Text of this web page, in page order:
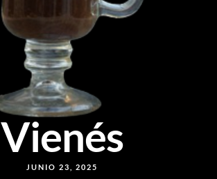
Vienés
JUNIO 23, 2025